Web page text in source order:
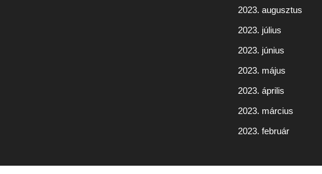
2023. augusztus
2023. július
2023. június
2023. május
2023. április
2023. március
2023. február